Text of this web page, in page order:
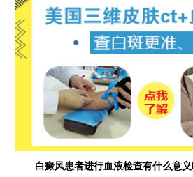
白癜风患者进行血液检查有什么意义